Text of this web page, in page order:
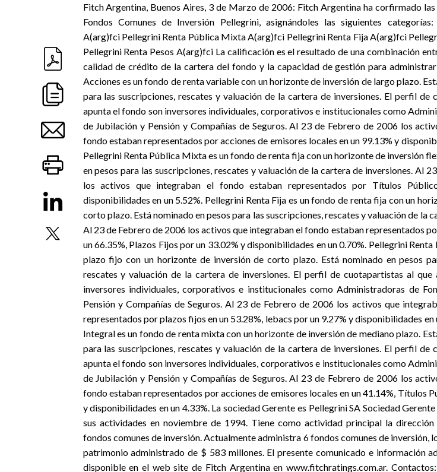
Fitch Argentina, Buenos Aires, 3 de Marzo de 2006: Fitch Argentina ha corfirmado
Fondos Comunes de Inversión Pellegrini, asignándoles las siguientes
A(arg)fci Pellegrini Renta Pública Mixta A(arg)fci Pellegrini Renta Fija A(arg)fci
Pellegrini Renta Pesos A(arg)fci La calificación es el resultado de una combinación
calidad de crédito de la cartera del fondo y la capacidad de gestión para
Acciones es un fondo de renta variable con un horizonte de inversión de largo plazo.
para las suscripciones, rescates y valuación de la cartera de inversiones. El perfil de
apunta el fondo son inversores individuales, corporativos e institucionales como
de Jubilación y Pensión y Compañías de Seguros. Al 23 de Febrero de 2006 los
fondo estaban representados por acciones de emisores locales en un 99.13% y
Pellegrini Renta Pública Mixta es un fondo de renta fija con un horizonte de inversión
en pesos para las suscripciones, rescates y valuación de la cartera de inversiones. Al
los activos que integraban el fondo estaban representados por Títulos
disponibilidades en un 5.52%. Pellegrini Renta Fija es un fondo de renta fija con un
corto plazo. Está nominado en pesos para las suscripciones, rescates y valuación de la
Al 23 de Febrero de 2006 los activos que integraban el fondo estaban representados
un 66.35%, Plazos Fijos por un 33.02% y disponibilidades en un 0.70%. Pellegrini Renta
plazo fijo con un horizonte de inversión de corto plazo. Está nominado en pesos
rescates y valuación de la cartera de inversiones. El perfil de cuotapartistas al que
inversores individuales, corporativos e institucionales como Administradoras de
Pensión y Compañías de Seguros. Al 23 de Febrero de 2006 los activos que
representados por plazos fijos en un 53.28%, lebacs por un 9.27% y disponibilidades en
Integral es un fondo de renta mixta con un horizonte de inversión de mediano plazo.
para las suscripciones, rescates y valuación de la cartera de inversiones. El perfil de
apunta el fondo son inversores individuales, corporativos e institucionales como
de Jubilación y Pensión y Compañías de Seguros. Al 23 de Febrero de 2006 los
fondo estaban representados por acciones de emisores locales en un 41.14%, Títulos
y disponibilidades en un 4.33%. La sociedad Gerente es Pellegrini SA Sociedad
sus actividades en noviembre de 1994. Tiene como actividad principal la
fondos comunes de inversión. Actualmente administra 6 fondos comunes de inversión,
patrimonio administrado de $ 583 millones. El presente comunicado e información
disponible en el web site de Fitch Argentina en www.fitchratings.com.ar.